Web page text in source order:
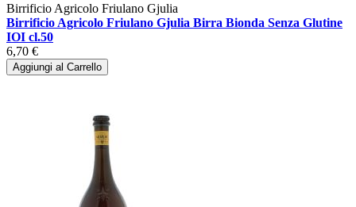
Birrificio Agricolo Friulano Gjulia
Birrificio Agricolo Friulano Gjulia Birra Bionda Senza Glutine
IOI cl.50
6,70 €
Aggiungi al Carrello